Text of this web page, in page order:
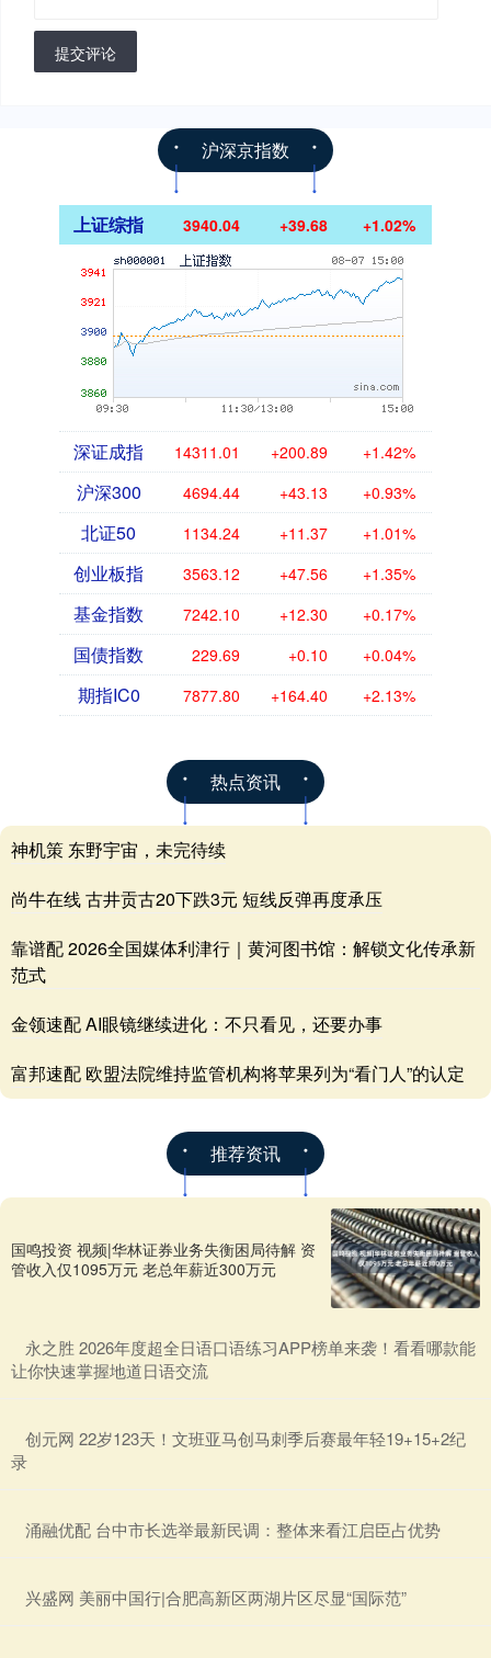
提交评论
沪深京指数
上证综指 3940.04 +39.68 +1.02%
深证成指 14311.01 +200.89 +1.42%
沪深300 4694.44 +43.13 +0.93%
北证50 1134.24 +11.37 +1.01%
创业板指 3563.12 +47.56 +1.35%
基金指数 7242.10 +12.30 +0.17%
国债指数 229.69 +0.10 +0.04%
期指IC0 7877.80 +164.40 +2.13%
热点资讯
神机策 东野宇宙，未完待续
尚牛在线 古井贡古20下跌3元 短线反弹再度承压
靠谱配 2026全国媒体利津行｜黄河图书馆：解锁文化传承新
范式
金领速配 AI眼镜继续进化：不只看见，还要办事
富邦速配 欧盟法院维持监管机构将苹果列为“看门人”的认定
推荐资讯
国鸣投资 视频|华林证券业务失衡困局待解 资
管收入仅1095万元 老总年薪近300万元
​永之胜 2026年度超全日语口语练习APP榜单来袭！看看哪款能
让你快速掌握地道日语交流
​创元网 22岁123天！文班亚马创马刺季后赛最年轻19+15+2纪
录
​涌融优配 台中市长选举最新民调：整体来看江启臣占优势
​兴盛网 美丽中国行|合肥高新区两湖片区尽显“国际范”